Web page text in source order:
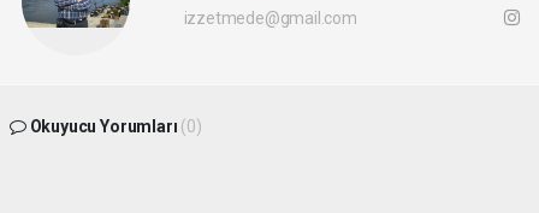
izzetmede@gmail.com
Okuyucu Yorumları (0)